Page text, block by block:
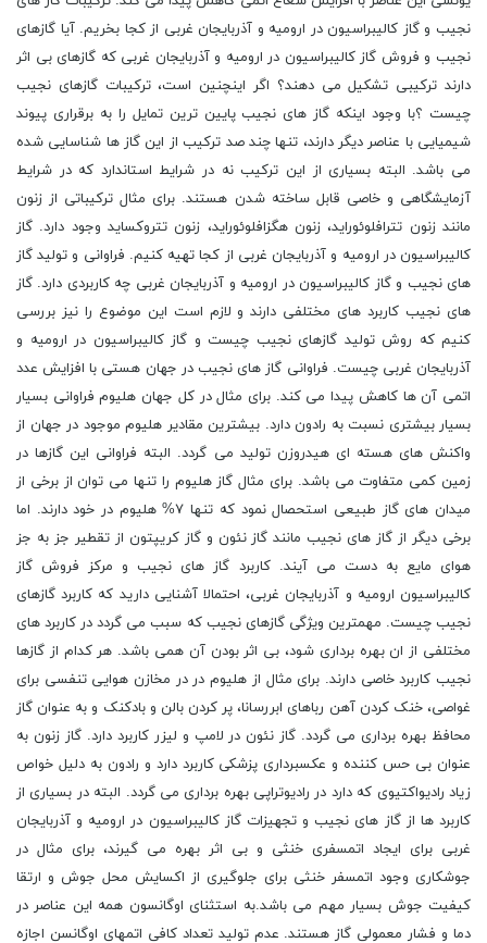
نجیب و گاز کالیبراسیون در ارومیه و آذربایجان غربی از کجا بخریم. آیا گازهای
نجیب و فروش گاز کالیبراسیون در ارومیه و آذربایجان غربی که گازهای بی اثر
دارند ترکیبی تشکیل می دهند؟ اگر اینچنین است، ترکیبات گازهای نجیب
چیست ؟با وجود اینکه گاز های نجیب پایین ترین تمایل را به برقراری پیوند
شیمیایی با عناصر دیگر دارند، تنها چند صد ترکیب از این گاز ها شناسایی شده
می باشد. البته بسیاری از این ترکیب نه در شرایط استاندارد که در شرایط
آزمایشگاهی و خاصی قابل ساخته شدن هستند. برای مثال ترکیباتی از زنون
مانند زنون تترافلوئوراید، زنون هگزافلوئوراید، زنون تتروکساید وجود دارد. گاز
کالیبراسیون در ارومیه و آذربایجان غربی از کجا تهیه کنیم. فراوانی و تولید گاز
های نجیب و گاز کالیبراسیون در ارومیه و آذربایجان غربی چه کاربردی دارد. گاز
های نجیب کاربرد های مختلفی دارند و لازم است این موضوع را نیز بررسی
کنیم که روش تولید گازهای نجیب چیست و گاز کالیبراسیون در ارومیه و
آذربایجان غربی چیست. فراوانی گاز های نجیب در جهان هستی با افزایش عدد
اتمی آن ها کاهش پیدا می کند. برای مثال در کل جهان هلیوم فراوانی بسیار
بسیار بیشتری نسبت به رادون دارد. بیشترین مقادیر هلیوم موجود در جهان از
واکنش های هسته ای هیدروزن تولید می گردد. البته فراوانی این گازها در
زمین کمی متفاوت می باشد. برای مثال گاز هلیوم را تنها می توان از برخی از
میدان های گاز طبیعی استحصال نمود که تنها ۷% هلیوم در خود دارند. اما
برخی دیگر از گاز های نجیب مانند گاز نئون و گاز کریپتون از تقطیر جز به جز
هوای مایع به دست می آیند. کاربرد گاز های نجیب و مرکز فروش گاز
کالیبراسیون ارومیه و آذربایجان غربی، احتمالا آشنایی دارید که کاربرد گازهای
نجیب چیست. مهمترین ویژگی گازهای نجیب که سبب می گردد در کاربرد های
مختلفی از ان بهره برداری شود، بی اثر بودن آن همی باشد. هر کدام از گازها
نجیب کاربرد خاصی دارند. برای مثال از هلیوم در در مخازن هوایی تنفسی برای
غواصی، خنک کردن آهن رباهای ابررسانا، پر کردن بالن و بادکنک و به عنوان گاز
محافظ بهره برداری می گردد. گاز نئون در لامپ و لیزر کاربرد دارد. گاز زنون به
عنوان بی حس کننده و عکسبرداری پزشکی کاربرد دارد و رادون به دلیل خواص
زیاد رادیواکتیوی که دارد در رادیوتراپی بهره برداری می گردد. البته در بسیاری از
کاربرد ها از گاز های نجیب و تجهیزات گاز کالیبراسیون در ارومیه و آذربایجان
غربی برای ایجاد اتمسفری خنثی و بی اثر بهره می گیرند، برای مثال در
جوشکاری وجود اتمسفر خنثی برای جلوگیری از اکسایش محل جوش و ارتقا
کیفیت جوش بسیار مهم می باشد.به استثنای اوگانسون همه این عناصر در
دما و فشار معمولی گاز هستند. عدم تولید تعداد کافی اتمهای اوگانسن اجازه